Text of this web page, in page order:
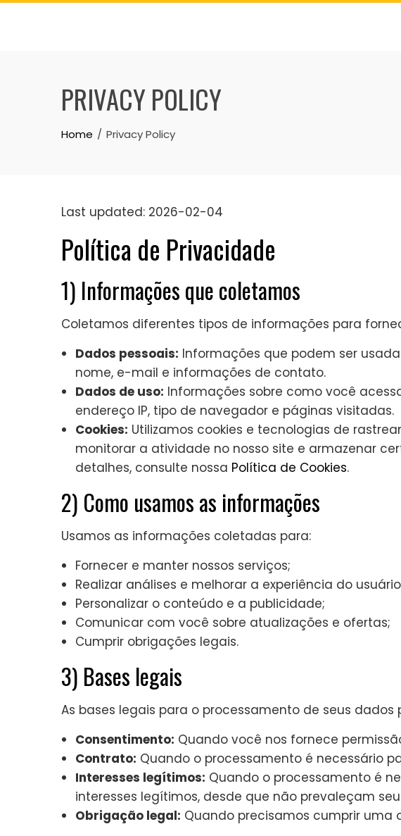
Skip
PRIVACY POLICY
Home Privacy Policy
Last updated: 2026-02-04
Política de Privacidade
1) Informações que coletamos
Coletamos diferentes tipos de informações para
Dados pessoais: Informações que podem ser
nome, e-mail e informações de contato.
Dados de uso: Informações sobre como você
endereço IP, tipo de navegador e páginas visitadas.
Cookies: Utilizamos cookies e tecnologias de
monitorar a atividade no nosso site e armazenar
detalhes, consulte nossa Política de Cookies.
2) Como usamos as informações
Usamos as informações coletadas para:
Fornecer e manter nossos serviços;
Realizar análises e melhorar a experiência do
Personalizar o conteúdo e a publicidade;
Comunicar com você sobre atualizações e ofertas;
Cumprir obrigações legais.
3) Bases legais
As bases legais para o processamento de seus dados
Consentimento: Quando você nos fornece
Contrato: Quando o processamento é necessário
Interesses legítimos: Quando o processamento é
interesses legítimos, desde que não prevaleçam
Obrigação legal: Quando precisamos cumprir uma